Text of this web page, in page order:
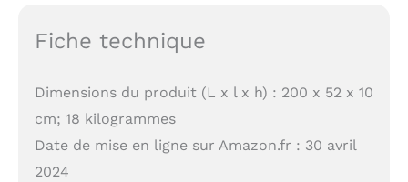
Fiche technique
Dimensions du produit (L x l x h) : 200 x 52 x 10
cm; 18 kilogrammes
Date de mise en ligne sur Amazon.fr : 30 avril
2024